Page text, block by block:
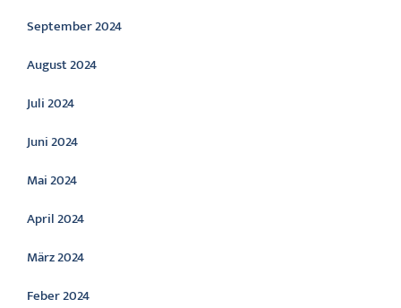
September 2024
August 2024
Juli 2024
Juni 2024
Mai 2024
April 2024
März 2024
Feber 2024